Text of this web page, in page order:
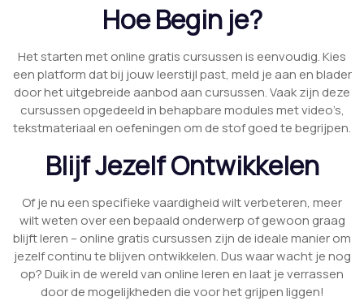
Hoe Begin je?
Het starten met online gratis cursussen is eenvoudig. Kies
een platform dat bij jouw leerstijl past, meld je aan en blader
door het uitgebreide aanbod aan cursussen. Vaak zijn deze
cursussen opgedeeld in behapbare modules met video’s,
tekstmateriaal en oefeningen om de stof goed te begrijpen.
Blijf Jezelf Ontwikkelen
Of je nu een specifieke vaardigheid wilt verbeteren, meer
wilt weten over een bepaald onderwerp of gewoon graag
blijft leren – online gratis cursussen zijn de ideale manier om
jezelf continu te blijven ontwikkelen. Dus waar wacht je nog
op? Duik in de wereld van online leren en laat je verrassen
door de mogelijkheden die voor het grijpen liggen!